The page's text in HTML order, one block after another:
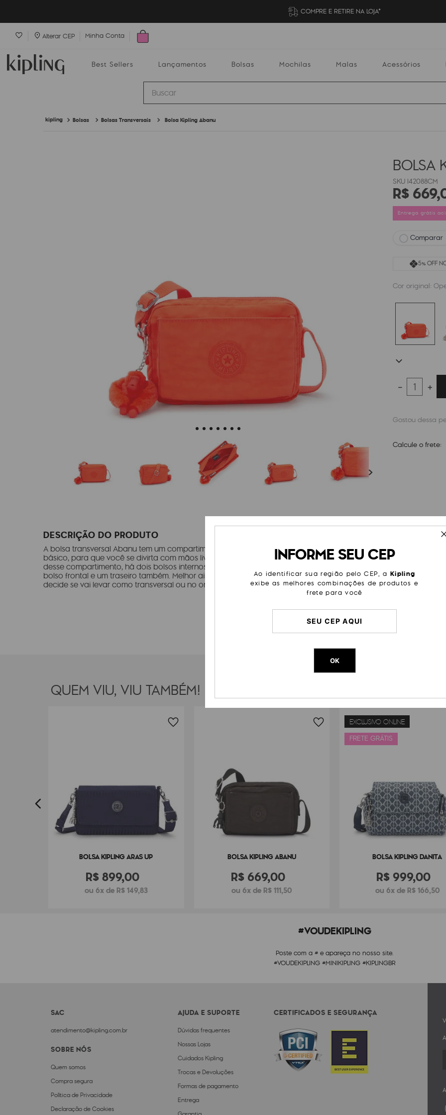
COMPRE E RETIRE NA LOJA*
Alterar CEP Minha Conta
Best Sellers Lançamentos Bolsas Mochilas Malas Acessórios
Buscar
Bolsas Bolsas Transversais Bolsa Kipling Abanu
BOLSA
I42088CM
R$669,
Entrega grátis
Comparar
5% OFF
Cor original:
＋
－
Calcule o frete:
DESCRIÇÃO DO PRODUTO
A bolsa transversal Abanu tem um compartimento principal para levar todo o
básico, para que você se divirta com mãos livres no fim de semana! Dentro
desse compartimento, há dois bolsos internos, enquanto na parte externa, há um
bolso frontal e um traseiro também. Melhor ainda: a alça é ajustável, e aí você
decide se vai levar como transversal ou no ombro.
Cor
Modelo
Tamanho
Final
QUEM VIU, VIU TAMBÉM!
BOLSA KIPLING ARAS UP
R$899,00
ou 6x de R$ 149,83
BOLSA KIPLING ABANU
R$ 669,00
ou 6x de R$ 111,50
EXCLUSIVO ONLINE
FRETE GRÁTIS
BOLSA KIPLING DANITA
R$ 999,00
ou 6x de R$ 166,50
#VOUDEKIPLING
Poste com a # e apareça no nosso site.
#VOUDEKIPLING #MINIKIPLING #KIPLINGBR
SAC
atendimento@kipling.com.br
SOBRE NÓS
Quem somos
Compra segura
Política de Privacidade
Declaração de Cookies
AJUDA E SUPORTE
Dúvidas frequentes
Nossas Lojas
Cuidados Kipling
Trocas e Devoluções
Formas de pagamento
Entrega
CERTIFICADOS E SEGURANÇA
INFORME SEU CEP
Ao identificar sua região pelo CEP, a Kipling
exibe as melhores combinações de produtos e
frete para você
OK